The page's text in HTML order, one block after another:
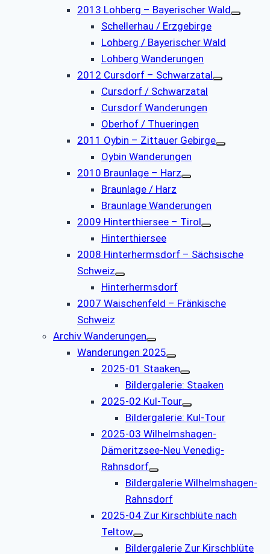
2013 Lohberg – Bayerischer Wald
Schellerhau / Erzgebirge
Lohberg / Bayerischer Wald
Lohberg Wanderungen
2012 Cursdorf – Schwarzatal
Cursdorf / Schwarzatal
Cursdorf Wanderungen
Oberhof / Thueringen
2011 Oybin – Zittauer Gebirge
Oybin Wanderungen
2010 Braunlage – Harz
Braunlage / Harz
Braunlage Wanderungen
2009 Hinterthiersee – Tirol
Hinterthiersee
2008 Hinterhermsdorf – Sächsische
Schweiz
Hinterhermsdorf
2007 Waischenfeld – Fränkische
Schweiz
Archiv Wanderungen
Wanderungen 2025
2025-01 Staaken
Bildergalerie: Staaken
2025-02 Kul-Tour
Bildergalerie: Kul-Tour
2025-03 Wilhelmshagen-
Dämeritzsee-Neu Venedig-
Rahnsdorf
Bildergalerie Wilhelmshagen-
Rahnsdorf
2025-04 Zur Kirschblüte nach
Teltow
Bildergalerie Zur Kirschblüte